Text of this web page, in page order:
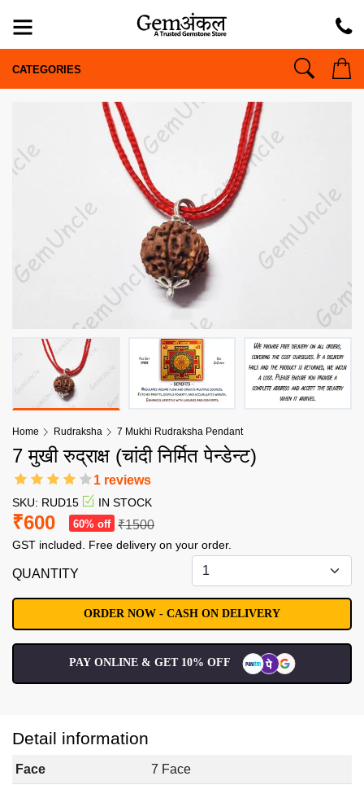
CATEGORIES
Home Rudraksha 7 Mukhi Rudraksha Pendant
7 मुखी रुद्राक्ष (चांदी निर्मित पेन्डेन्ट)
1 reviews
SKU: RUD15 IN STOCK
₹600 60% off ₹1500
GST included. Free delivery on your order.
QUANTITY
PAY ONLINE & GET 10% OFF
Detail information
Face 7 Face